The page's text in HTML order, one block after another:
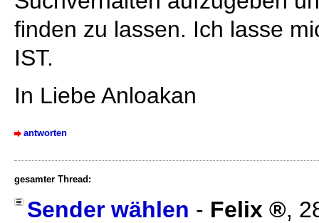
finden zu lassen. Ich lasse
IST.
In Liebe Anloakan
antworten
gesamter Thread:
Sender wählen - Felix ,